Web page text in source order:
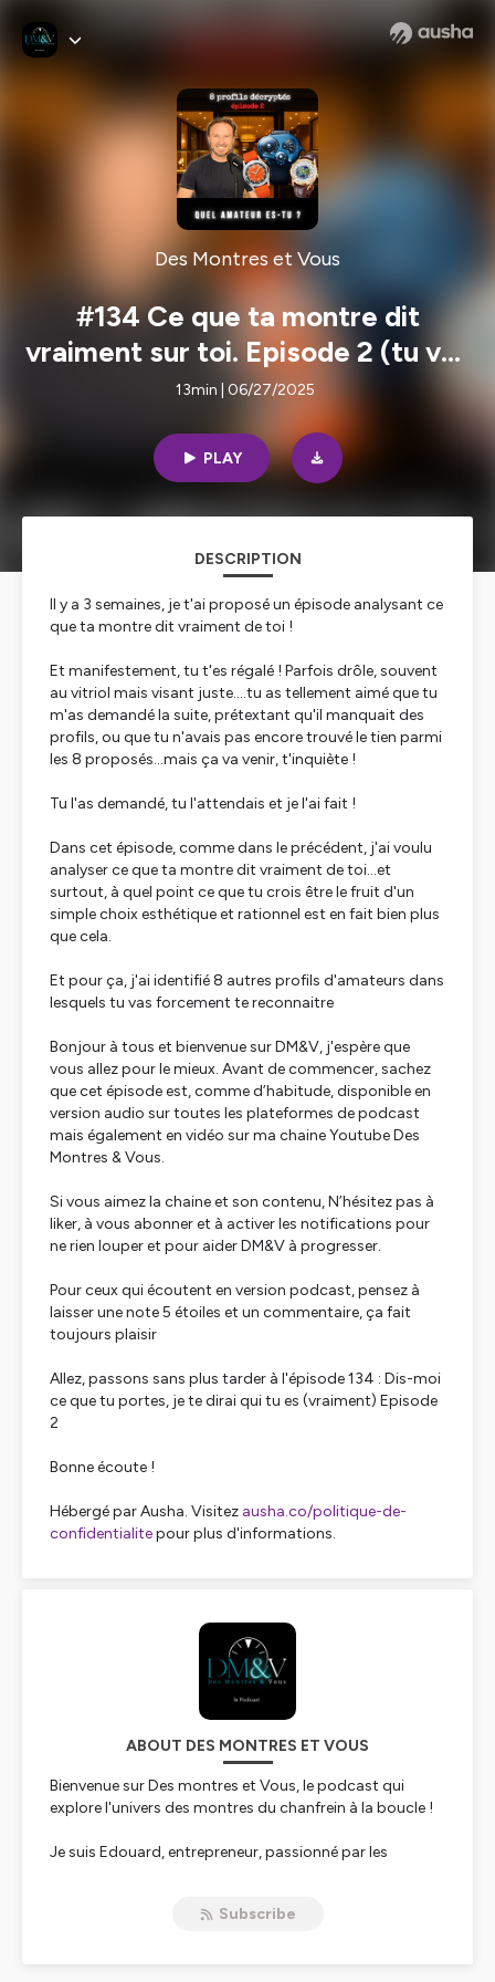
Des Montres et Vous
#134 Ce que ta montre dit
vraiment sur toi. Episode 2 (tu vas
encore être surpris !)
13min | 06/27/2025
PLAY
DESCRIPTION
Il y a 3 semaines, je t'ai proposé un épisode analysant ce
que ta montre dit vraiment de toi !
Et manifestement, tu t'es régalé ! Parfois drôle, souvent
au vitriol mais visant juste....tu as tellement aimé que tu
m'as demandé la suite, prétextant qu'il manquait des
profils, ou que tu n'avais pas encore trouvé le tien parmi
les 8 proposés...mais ça va venir, t'inquiète !
Tu l'as demandé, tu l'attendais et je l'ai fait !
Dans cet épisode, comme dans le précédent, j'ai voulu
analyser ce que ta montre dit vraiment de toi...et
surtout, à quel point ce que tu crois être le fruit d'un
simple choix esthétique et rationnel est en fait bien plus
que cela.
Et pour ça, j'ai identifié 8 autres profils d'amateurs dans
lesquels tu vas forcement te reconnaitre
Bonjour à tous et bienvenue sur DM&V, j'espère que
vous allez pour le mieux. Avant de commencer, sachez
que cet épisode est, comme d’habitude, disponible en
version audio sur toutes les plateformes de podcast
mais également en vidéo sur ma chaine Youtube Des
Montres & Vous.
Si vous aimez la chaine et son contenu, N’hésitez pas à
liker, à vous abonner et à activer les notifications pour
ne rien louper et pour aider DM&V à progresser.
Pour ceux qui écoutent en version podcast, pensez à
laisser une note 5 étoiles et un commentaire, ça fait
toujours plaisir
Allez, passons sans plus tarder à l'épisode 134 : Dis-moi
ce que tu portes, je te dirai qui tu es (vraiment) Episode
2
Bonne écoute !
Hébergé par Ausha. Visitez ausha.co/politique-de-
confidentialitepour plus d'informations.
ABOUT DES MONTRES ET VOUS
Bienvenue sur Des montres et Vous, le podcast qui
explore l'univers des montres du chanfrein à la boucle !
Je suis Edouard, entrepreneur, passionné par les
et modèles, interviews de ceux qui font l'horlogerie mais
Subscribe